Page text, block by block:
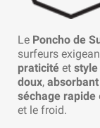
Le Poncho de
surfeurs
praticité et style
doux, absorbant
séchage rapide
et le froid.